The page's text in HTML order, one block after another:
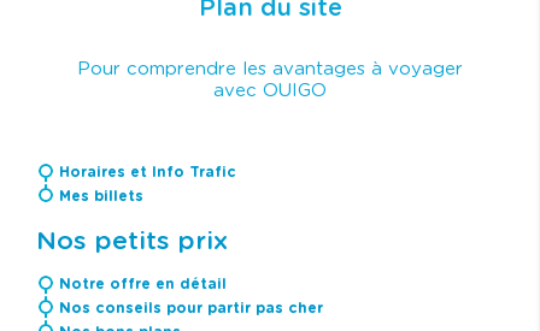
Plan du site
Pour comprendre les avantages à voyager
avec OUIGO
Horaires et Info Trafic
Mes billets
Nos petits prix
Notre offre en détail
Nos conseils pour partir pas cher